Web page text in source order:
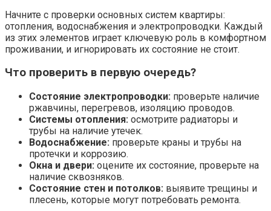
Начните с проверки основных систем квартиры:
отопления, водоснабжения и электропроводки. Каждый
из этих элементов играет ключевую роль в комфортном
проживании, и игнорировать их состояние не стоит.
Что проверить в первую очередь?
Состояние электропроводки: проверьте наличие
ржавчины, перегревов, изоляцию проводов.
Системы отопления: осмотрите радиаторы и
трубы на наличие утечек.
Водоснабжение: проверьте краны и трубы на
протечки и коррозию.
Окна и двери: оцените их состояние, проверьте на
наличие сквозняков.
Состояние стен и потолков: выявите трещины и
плесень, которые могут потребовать ремонта.